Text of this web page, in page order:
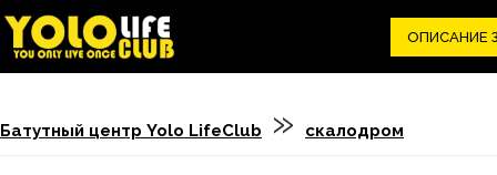
ОПИСАНИЕ
Батутный центр Yolo LifeClub » скалодром